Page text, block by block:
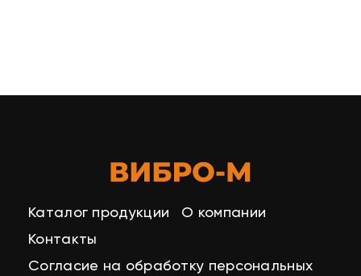
Каталог продукции
О компании
Контакты
Согласие на обработку персональных